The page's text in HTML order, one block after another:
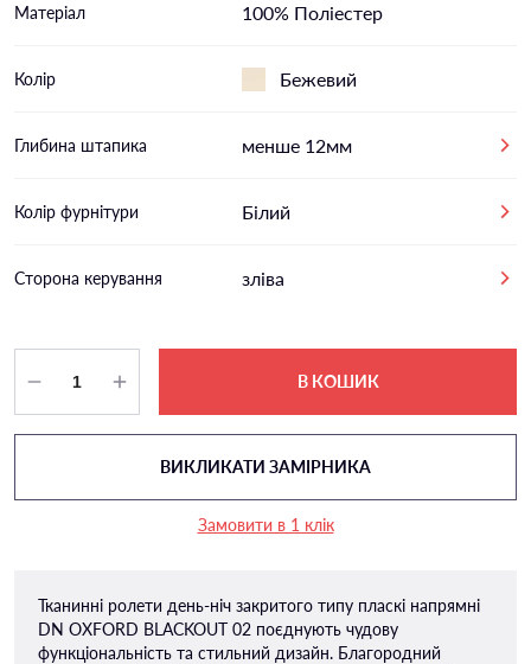
Матеріал 100% Поліестер
Колір Бежевий
Глибина штапика менше 12мм
Колір фурнітури Білий
Сторона керування зліва
В КОШИК
ВИКЛИКАТИ ЗАМІРНИКА
Замовити в 1 клік
Тканинні ролети день-ніч закритого типу пласкі напрямні
DN OXFORD BLACKOUT 02 поєднують чудову
функціональність та стильний дизайн. Благородний